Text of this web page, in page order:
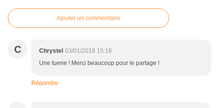
Ajouter un commentaire
C Chrystel 03/01/2018 15:16
Une tuerie ! Merci beaucoup pour le partage !
Répondre